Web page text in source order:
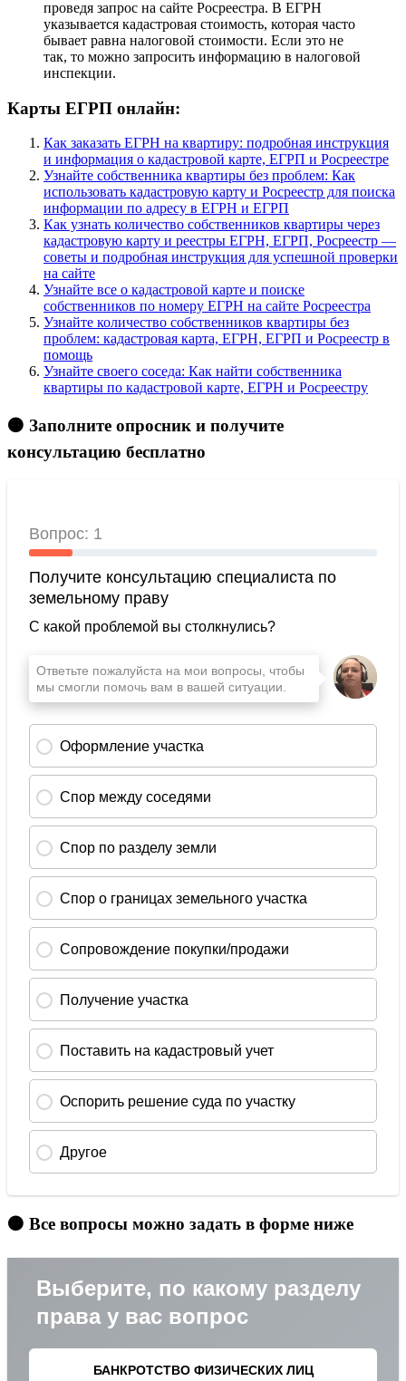
проведя запрос на сайте Росреестра. В ЕГРН
указывается кадастровая стоимость, которая часто
бывает равна налоговой стоимости. Если это не
так, то можно запросить информацию в налоговой
инспекции.
Карты ЕГРП онлайн:
Как заказать ЕГРН на квартиру: подробная инструкция
и информация о кадастровой карте, ЕГРП и Росреестре
Узнайте собственника квартиры без проблем: Как
использовать кадастровую карту и Росреестр для поиска
информации по адресу в ЕГРН и ЕГРП
Как узнать количество собственников квартиры через
кадастровую карту и реестры ЕГРН, ЕГРП, Росреестр —
советы и подробная инструкция для успешной проверки
на сайте
Узнайте все о кадастровой карте и поиске
собственников по номеру ЕГРН на сайте Росреестра
Узнайте количество собственников квартиры без
проблем: кадастровая карта, ЕГРН, ЕГРП и Росреестр в
помощь
Узнайте своего соседа: Как найти собственника
квартиры по кадастровой карте, ЕГРН и Росреестру
🟠 Заполните опросник и получите
консультацию бесплатно
🟠 Все вопросы можно задать в форме ниже